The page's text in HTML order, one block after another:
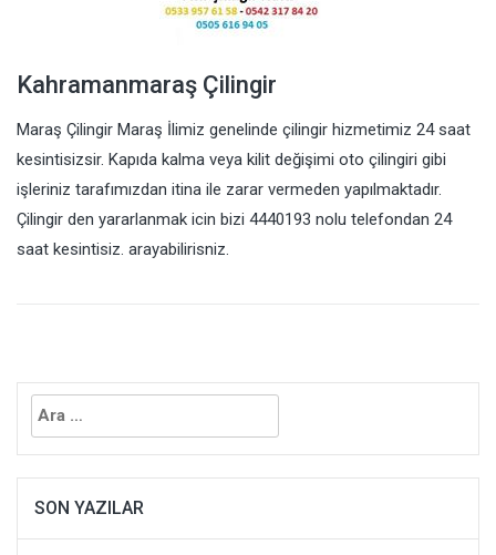
Kahramanmaraş Çilingir
Maraş Çilingir Maraş İlimiz genelinde çilingir hizmetimiz 24 saat
kesintisizsir. Kapıda kalma veya kilit değişimi oto çilingiri gibi
işleriniz tarafımızdan itina ile zarar vermeden yapılmaktadır.
Çilingir den yararlanmak icin bizi 4440193 nolu telefondan 24
saat kesintisiz. arayabilirisniz.
Arama:
SON YAZILAR